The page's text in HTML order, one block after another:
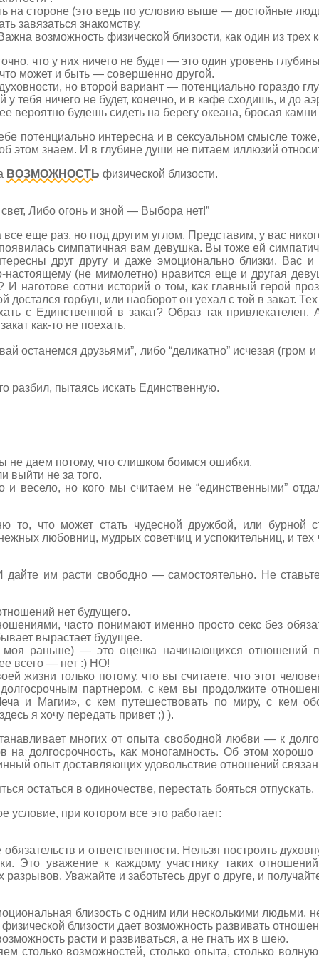
на стороне (это ведь по условию выше — достойные
завязаться знакомству.
возможность физической близости, как один из трех
что у них ничего не будет — это один уровень
может и быть — совершенно другой.
но второй вариант — потенциально гораздо
у тебя ничего не будет, конечно, и в кафе сходишь, и до
вероятно будешь сидеть на берегу океана, бросая камни
потенциально интересна и в сексуальном смысле
знаем. И в глубине души не питаем иллюзий
ВОЗМОЖНОСТЬ физической близости.
Либо огонь и зной — Выбора нет!”
еще раз, но под другим углом. Представим, у вас
симпатичная вам девушка. Вы тоже ей
друг другу и даже эмоционально близки. Вас
настоящему (не мимолетно) нравится еще и другая
наготове сотни историй о том, как главный герой
достался горбун, или наоборот он уехал с той в закат.
с Единственной в закат? Образ так
как-то не поехать.
останемся друзьями”, либо “деликатно” исчезая
разбил, пытаясь искать Единственную.
не даем потому, что слишком боимся ошибки.
выйти не за того.
весело, но кого мы считаем не “единственными”
то, что может стать чудесной дружбой, или бурной
любовниц, мудрых советчиц и успокительниц, и тех
им расти свободно — самостоятельно. Не
нет будущего.
часто понимают именно просто секс без
вырастает будущее.
раньше) — это оценка начинающихся отношений
всего — нет :) НО!
жизни только потому, что вы считаете, что этот
партнером, с кем вы продолжите
и Магии», с кем путешествовать по миру, с кем
я хочу передать привет ;) ).
многих от опыта свободной любви — к
долгосрочность, как моногамность. Об этом
опыт доставляющих удовольствие отношений
остаться в одиночестве, перестать бояться отпускать.
условие, при котором все это работает:
и ответственности. Нельзя построить
Это уважение к каждому участнику таких
Уважайте и заботьтесь друг о друге, и
близость с одним или несколькими людьми,
близости дает возможность развивать
расти и развиваться, а не гнать их в шею.
столько возможностей, столько опыта, столько